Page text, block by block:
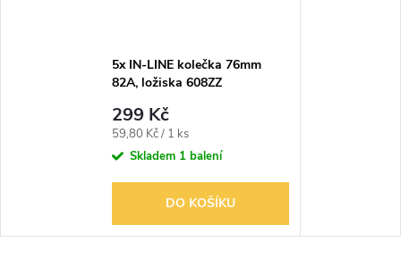
5x IN-LINE kolečka 76mm
82A, ložiska 608ZZ
299 Kč
Měrná
cena:
59,80 Kč / 1 ks
Skladem 1 balení
DO KOŠÍKU